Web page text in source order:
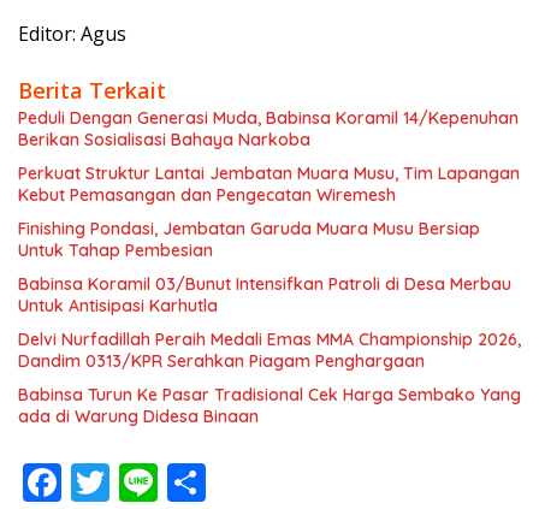
Editor: Agus
Berita Terkait
Peduli Dengan Generasi Muda, Babinsa Koramil 14/Kepenuhan
Berikan Sosialisasi Bahaya Narkoba
Perkuat Struktur Lantai Jembatan Muara Musu, Tim Lapangan
Kebut Pemasangan dan Pengecatan Wiremesh
Finishing Pondasi, Jembatan Garuda Muara Musu Bersiap
Untuk Tahap Pembesian
Babinsa Koramil 03/Bunut Intensifkan Patroli di Desa Merbau
Untuk Antisipasi Karhutla
Delvi Nurfadillah Peraih Medali Emas MMA Championship 2026,
Dandim 0313/KPR Serahkan Piagam Penghargaan
Babinsa Turun Ke Pasar Tradisional Cek Harga Sembako Yang
ada di Warung Didesa Binaan
F T Li